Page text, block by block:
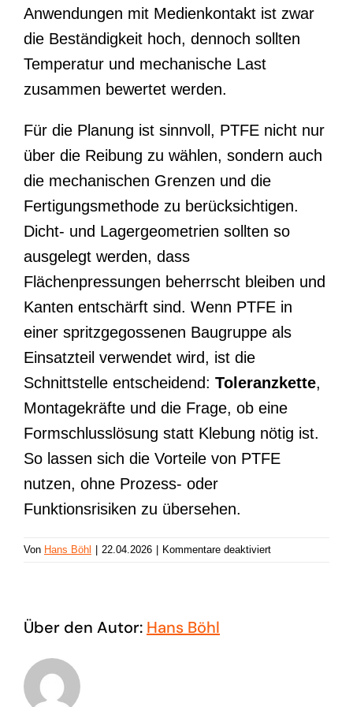
Anwendungen mit Medienkontakt ist zwar
die Beständigkeit hoch, dennoch sollten
Temperatur und mechanische Last
zusammen bewertet werden.
Für die Planung ist sinnvoll, PTFE nicht nur
über die Reibung zu wählen, sondern auch
die mechanischen Grenzen und die
Fertigungsmethode zu berücksichtigen.
Dicht- und Lagergeometrien sollten so
ausgelegt werden, dass
Flächenpressungen beherrscht bleiben und
Kanten entschärft sind. Wenn PTFE in
einer spritzgegossenen Baugruppe als
Einsatzteil verwendet wird, ist die
Schnittstelle entscheidend: Toleranzkette,
Montagekräfte und die Frage, ob eine
Formschlusslösung statt Klebung nötig ist.
So lassen sich die Vorteile von PTFE
nutzen, ohne Prozess- oder
Funktionsrisiken zu übersehen.
Von Hans Böhl 22.04.2026 Kommentare deaktiviertfür
Über den Autor: Hans Böhl